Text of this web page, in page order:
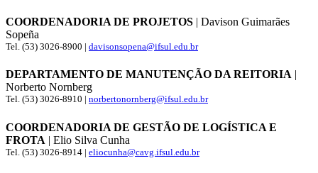
COORDENADORIA DE PROJETOS | Davison Guimarães
Sopeña
Tel. (53) 3026-8900 | davisonsopena@ifsul.edu.br
DEPARTAMENTO DE MANUTENÇÃO DA REITORIA |
Norberto Nornberg
Tel. (53) 3026-8910 | norbertonornberg@ifsul.edu.br
COORDENADORIA DE GESTÃO DE LOGÍSTICA E
FROTA | Elio Silva Cunha
Tel. (53) 3026-8914 | eliocunha@cavg.ifsul.edu.br